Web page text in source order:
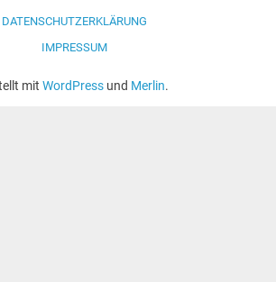
DATENSCHUTZERKLÄRUNG
IMPRESSUM
mit WordPressund Merlin.